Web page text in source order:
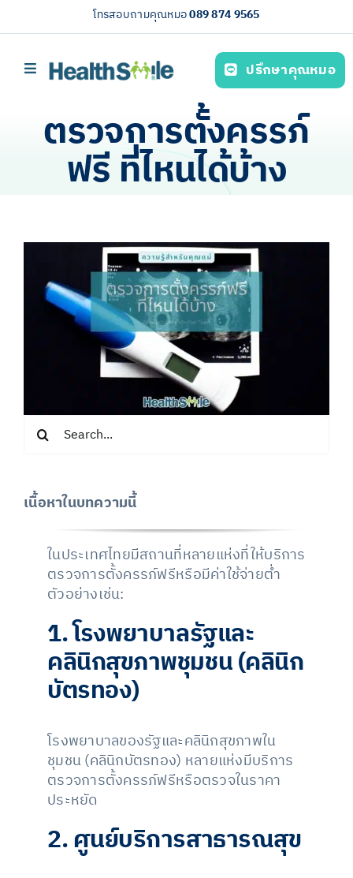
to
โทรสอบถามคุณหมอ089 874 9565
Toggle
บริการของเรา (Our services)
ความรู้สุขภาพ
ปรึกษาคุณหมอ
ตรวจการตั้งครรภ์
ฟรี ที่ไหนได้บ้าง
Search
for:
เนื้อหาในบทความนี้
ในประเทศไทยมีสถานที่หลายแห่งที่ให้บริการ
ตรวจการตั้งครรภ์ฟรีหรือมีค่าใช้จ่ายต่ำ
ตัวอย่างเช่น:
1. โรงพยาบาลรัฐและ
คลินิกสุขภาพชุมชน (คลินิก
บัตรทอง)
โรงพยาบาลของรัฐและคลินิกสุขภาพใน
ชุมชน (คลินิกบัตรทอง) หลายแห่งมีบริการ
ตรวจการตั้งครรภ์ฟรีหรือตรวจในราคา
ประหยัด
2. ศูนย์บริการสาธารณสุข